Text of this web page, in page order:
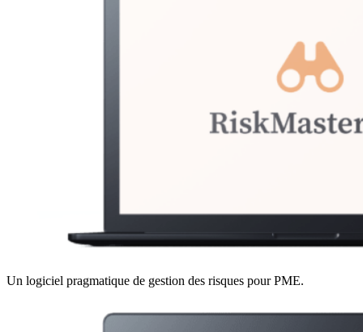
Un logiciel pragmatique de gestion des risques pour PME.